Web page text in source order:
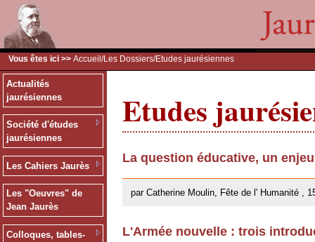
Vous êtes ici >> Accueil /Les Dossiers/Etudes jaurésiennes
Actualités
jaurésiennes
Société d'études
jaurésiennes
Les Cahiers Jaurès
Les "Oeuvres" de
Jean Jaurès
Colloques, tables-
Etudes
La question éducative, un
par Catherine Moulin, Fête de l' Humanité ,
L'Armée nouvelle : trois